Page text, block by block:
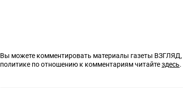
Вы можете комментировать материалы газеты ВЗГЛЯД,
политике по отношению к комментариям читайтездесь.